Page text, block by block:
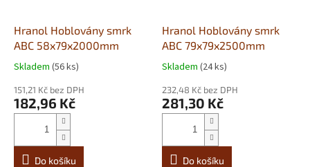
Hranol Hoblovány smrk
ABC 58x79x2000mm
Skladem (56 ks)
151,21 Kč bez DPH
182,96 Kč
Do košíku
Hranol Hoblovány smrk
ABC 79x79x2500mm
Skladem (24 ks)
232,48 Kč bez DPH
281,30 Kč
Do košíku